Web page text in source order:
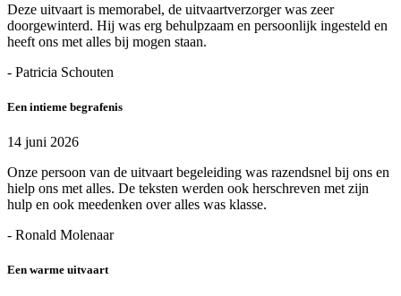
Deze uitvaart is memorabel, de uitvaartverzorger was zeer
doorgewinterd. Hij was erg behulpzaam en persoonlijk ingesteld en
heeft ons met alles bij mogen staan.
- Patricia Schouten
Een intieme begrafenis
14 juni 2026
Onze persoon van de uitvaart begeleiding was razendsnel bij ons en
hielp ons met alles. De teksten werden ook herschreven met zijn
hulp en ook meedenken over alles was klasse.
- Ronald Molenaar
Een warme uitvaart